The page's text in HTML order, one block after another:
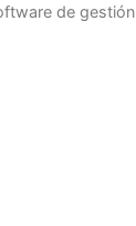
de gestión